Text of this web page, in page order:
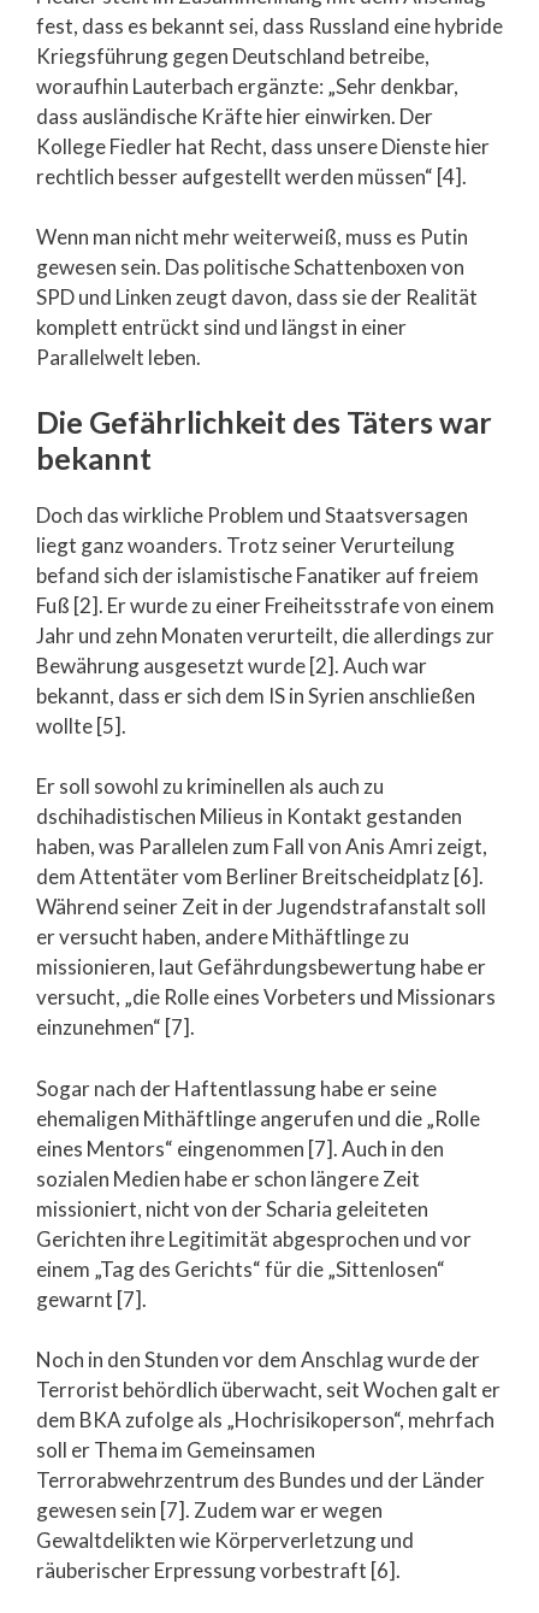
fest, dass es bekannt sei, dass Russland eine hybride
Kriegsführung gegen Deutschland betreibe,
woraufhin Lauterbach ergänzte: „Sehr denkbar,
dass ausländische Kräfte hier einwirken. Der
Kollege Fiedler hat Recht, dass unsere Dienste hier
rechtlich besser aufgestellt werden müssen“ [4].
Wenn man nicht mehr weiterweiß, muss es Putin
gewesen sein. Das politische Schattenboxen von
SPD und Linken zeugt davon, dass sie der Realität
komplett entrückt sind und längst in einer
Parallelwelt leben.
Die Gefährlichkeit des Täters war
bekannt
Doch das wirkliche Problem und Staatsversagen
liegt ganz woanders. Trotz seiner Verurteilung
befand sich der islamistische Fanatiker auf freiem
Fuß [2]. Er wurde zu einer Freiheitsstrafe von einem
Jahr und zehn Monaten verurteilt, die allerdings zur
Bewährung ausgesetzt wurde [2]. Auch war
bekannt, dass er sich dem IS in Syrien anschließen
wollte [5].
Er soll sowohl zu kriminellen als auch zu
dschihadistischen Milieus in Kontakt gestanden
haben, was Parallelen zum Fall von Anis Amri zeigt,
dem Attentäter vom Berliner Breitscheidplatz [6].
Während seiner Zeit in der Jugendstrafanstalt soll
er versucht haben, andere Mithäftlinge zu
missionieren, laut Gefährdungsbewertung habe er
versucht, „die Rolle eines Vorbeters und Missionars
einzunehmen“ [7].
Sogar nach der Haftentlassung habe er seine
ehemaligen Mithäftlinge angerufen und die „Rolle
eines Mentors“ eingenommen [7]. Auch in den
sozialen Medien habe er schon längere Zeit
missioniert, nicht von der Scharia geleiteten
Gerichten ihre Legitimität abgesprochen und vor
einem „Tag des Gerichts“ für die „Sittenlosen“
gewarnt [7].
Noch in den Stunden vor dem Anschlag wurde der
Terrorist behördlich überwacht, seit Wochen galt er
dem BKA zufolge als „Hochrisikoperson“, mehrfach
soll er Thema im Gemeinsamen
Terrorabwehrzentrum des Bundes und der Länder
gewesen sein [7]. Zudem war er wegen
Gewaltdelikten wie Körperverletzung und
räuberischer Erpressung vorbestraft [6].